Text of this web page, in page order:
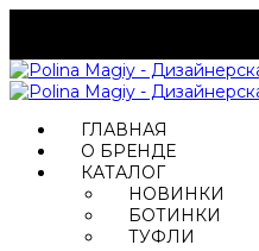
ГЛАВНАЯ
О БРЕНДЕ
КАТАЛОГ
НОВИНКИ
БОТИНКИ
ТУФЛИ